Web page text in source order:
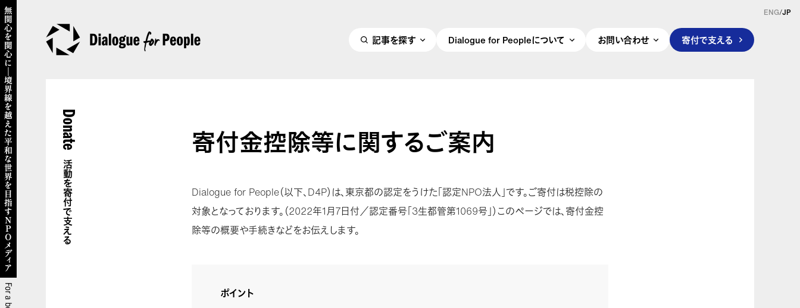
記事を探す Dialogue for Peopleについて お問い合わせ 寄付で支える
ENG/JP
Donate
活動を寄付で支える
寄付金控除等に関するご案内
Dialogue for People（以下、D4P）は、東京都の認定をうけた「認定NPO法人」です。ご寄付は税控除の
対象となっております。（2022年1月7日付／認定番号「3生都管第1069号」）このページでは、寄付金控
除等の概要や手続きなどをお伝えします。
ポイント